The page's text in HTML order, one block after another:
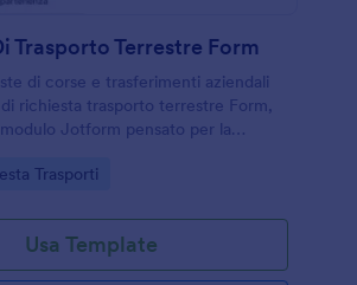
Trasporto Terrestre Form
di corse e trasferimenti aziendali
richiesta trasporto terrestre Form,
Jotform pensato per la
Trasporti
Usa Template